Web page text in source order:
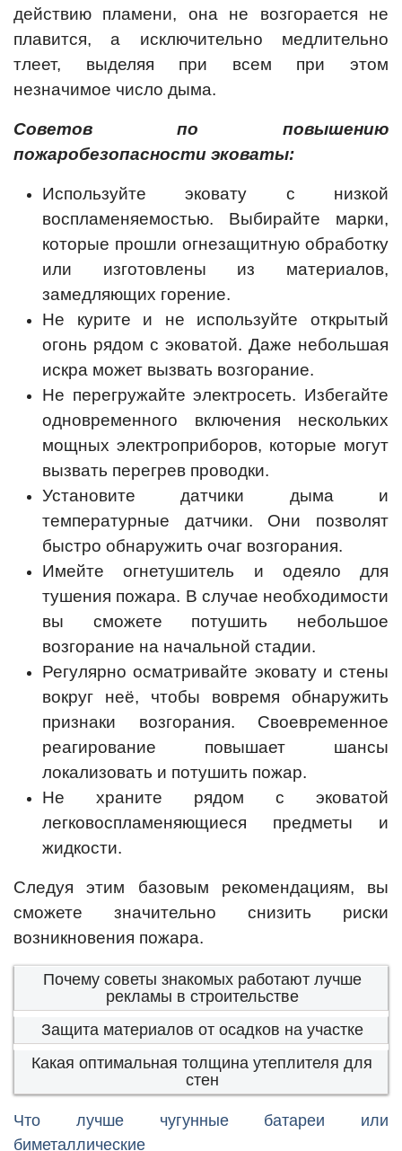
действию пламени, она не возгорается не
плавится, а исключительно медлительно
тлеет, выделяя при всем при этом
незначимое число дыма.
Советов по повышению
пожаробезопасности эковаты:
Используйте эковату с низкой
воспламеняемостью. Выбирайте марки,
которые прошли огнезащитную обработку
или изготовлены из материалов,
замедляющих горение.
Не курите и не используйте открытый
огонь рядом с эковатой. Даже небольшая
искра может вызвать возгорание.
Не перегружайте электросеть. Избегайте
одновременного включения нескольких
мощных электроприборов, которые могут
вызвать перегрев проводки.
Установите датчики дыма и
температурные датчики. Они позволят
быстро обнаружить очаг возгорания.
Имейте огнетушитель и одеяло для
тушения пожара. В случае необходимости
вы сможете потушить небольшое
возгорание на начальной стадии.
Регулярно осматривайте эковату и стены
вокруг неё, чтобы вовремя обнаружить
признаки возгорания. Своевременное
реагирование повышает шансы
локализовать и потушить пожар.
Не храните рядом с эковатой
легковоспламеняющиеся предметы и
жидкости.
Следуя этим базовым рекомендациям, вы
сможете значительно снизить риски
возникновения пожара.
Почему советы знакомых работают лучше
рекламы в строительстве
Защита материалов от осадков на участке
Какая оптимальная толщина утеплителя для
стен
Что лучше чугунные батареи или
биметаллические